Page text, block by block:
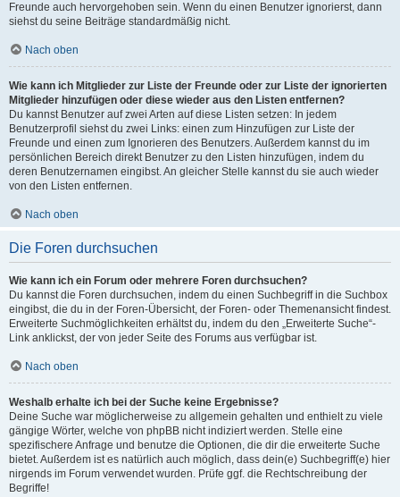
Freunde auch hervorgehoben sein. Wenn du einen Benutzer ignorierst, dann
siehst du seine Beiträge standardmäßig nicht.
Nach oben
Wie kann ich Mitglieder zur Liste der Freunde oder zur Liste der ignorierten
Mitglieder hinzufügen oder diese wieder aus den Listen entfernen?
Du kannst Benutzer auf zwei Arten auf diese Listen setzen: In jedem
Benutzerprofil siehst du zwei Links: einen zum Hinzufügen zur Liste der
Freunde und einen zum Ignorieren des Benutzers. Außerdem kannst du im
persönlichen Bereich direkt Benutzer zu den Listen hinzufügen, indem du
deren Benutzernamen eingibst. An gleicher Stelle kannst du sie auch wieder
von den Listen entfernen.
Nach oben
Die Foren durchsuchen
Wie kann ich ein Forum oder mehrere Foren durchsuchen?
Du kannst die Foren durchsuchen, indem du einen Suchbegriff in die Suchbox
eingibst, die du in der Foren-Übersicht, der Foren- oder Themenansicht findest.
Erweiterte Suchmöglichkeiten erhältst du, indem du den „Erweiterte Suche“-
Link anklickst, der von jeder Seite des Forums aus verfügbar ist.
Nach oben
Weshalb erhalte ich bei der Suche keine Ergebnisse?
Deine Suche war möglicherweise zu allgemein gehalten und enthielt zu viele
gängige Wörter, welche von phpBB nicht indiziert werden. Stelle eine
spezifischere Anfrage und benutze die Optionen, die dir die erweiterte Suche
bietet. Außerdem ist es natürlich auch möglich, dass dein(e) Suchbegriff(e) hier
nirgends im Forum verwendet wurden. Prüfe ggf. die Rechtschreibung der
Begriffe!